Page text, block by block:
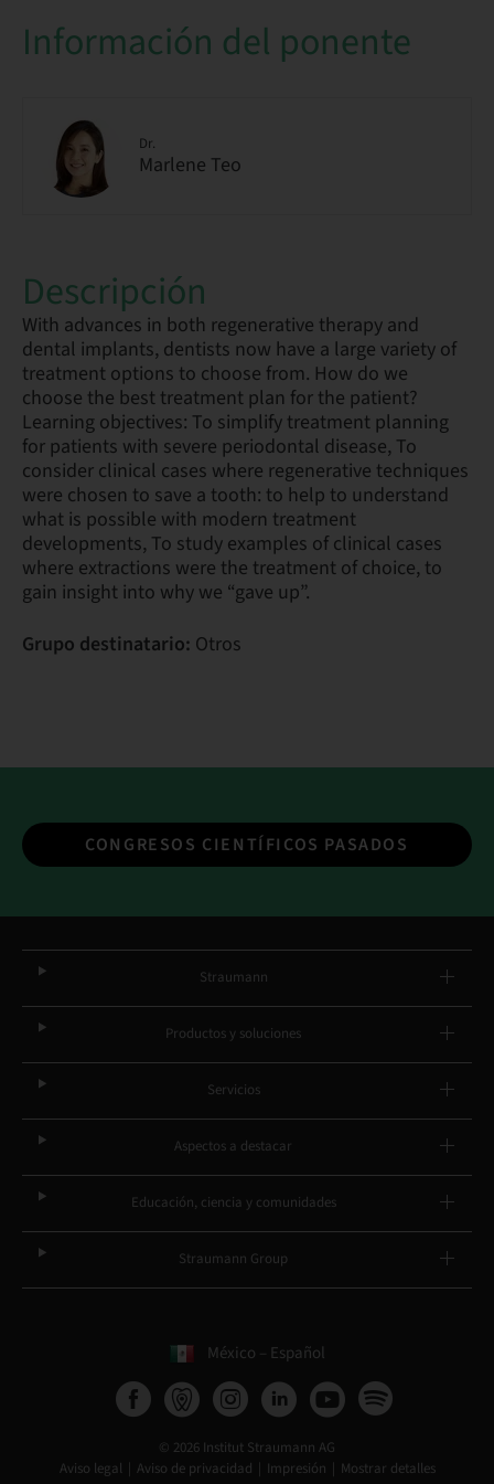
Información del ponente
Dr.
Marlene Teo
Descripción
With advances in both regenerative therapy and
dental implants, dentists now have a large variety of
treatment options to choose from. How do we
choose the best treatment plan for the patient?
Learning objectives: To simplify treatment planning
for patients with severe periodontal disease, To
consider clinical cases where regenerative techniques
were chosen to save a tooth: to help to understand
what is possible with modern treatment
developments, To study examples of clinical cases
where extractions were the treatment of choice, to
gain insight into why we “gave up”.
Grupo destinatario: Otros
CONGRESOS CIENTÍFICOS PASADOS
Straumann
Productos y soluciones
Servicios
Aspectos a destacar
Educación, ciencia y comunidades
Straumann Group
México – Español
© 2026 Institut Straumann AG
Aviso legal
Aviso de privacidad Impresión
Mostrar detalles